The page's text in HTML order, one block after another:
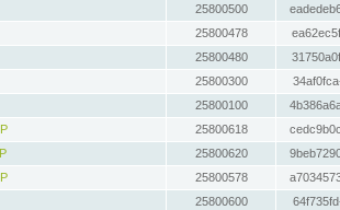
25800500
25800478
25800480
25800300
25800100
25800618
25800620
25800578
25800600